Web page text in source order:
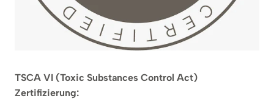
TSCA VI (Toxic Substances Control Act)
Zertifizierung: